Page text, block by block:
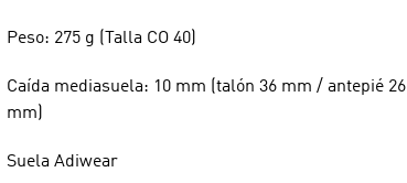
Peso: 275 g (Talla CO 40)
Caída mediasuela: 10 mm (talón 36 mm / antepié 26
mm)
Suela Adiwear